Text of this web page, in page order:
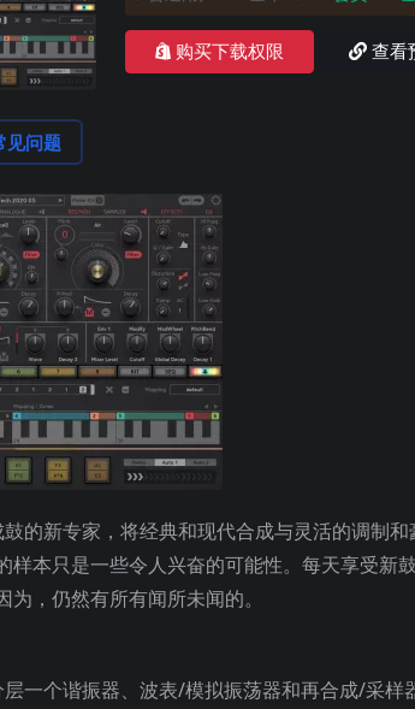
购买下载权限 查看
见问题
的新专家，将经典和现代合成与灵活的调制
样本只是一些令人兴奋的可能性。每天享受
，仍然有所有闻所未闻的。
一个谐振器、波表/模拟振荡器和再合成/采样